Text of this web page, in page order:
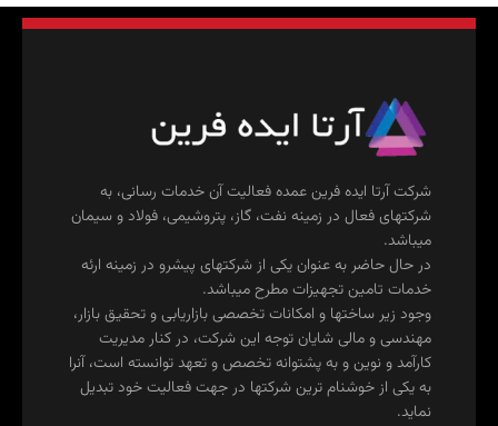
شرکت آرتا ایده فرین عمده فعالیت آن خدمات رسانی، به
شرکتهای فعال در زمینه نفت، گاز، پتروشیمی، فولاد و سیمان
میباشد.
در حال حاضر به عنوان یکی از شرکتهای پیشرو در زمینه ارئه
خدمات تامین تجهیزات مطرح میباشد.
وجود زیر ساختها و امکانات تخصصی بازاریابی و تحقیق بازار،
مهندسی و مالی شایان توجه این شرکت، در کنار مدیریت
کارآمد و نوین و به پشتوانه تخصص و تعهد توانسته است، آنرا
به یکی از خوشنام ترین شرکتها در جهت فعالیت خود تبدیل
نماید.